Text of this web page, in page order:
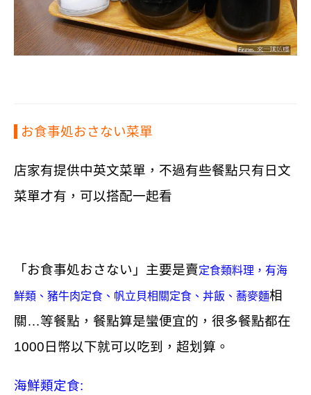
お食事処おさない菜單
店家有提供中英文菜單，不過有些餐點只有日文
菜單才有，可以搭配一起看
「 お食事処おさない 」主要是賣定食類料理，有海
鮮類、豬牛肉定食、帆立貝相關定食、丼飯、蕎麥麵相
關…等餐點，餐點算是蠻便宜的，很多餐點都在
1000日幣以下就可以吃到，超划算。
海鮮類定食: